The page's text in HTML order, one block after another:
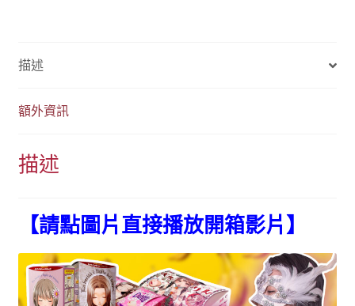
交
慰
實
（甜
版）
贈
描述
額外資訊
描述
【請點圖片直接播放開箱影片】